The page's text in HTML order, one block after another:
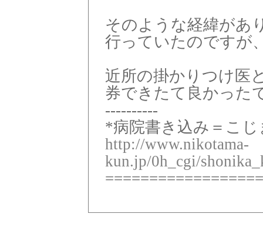
そのような経緯があ
行っていたのですが
近所の掛かりつけ医
券できたて良かった
----------
*病院書き込み＝こ
http://www.nikotama-
kun.jp/0h_cgi/